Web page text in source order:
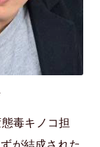
毒キノコ担